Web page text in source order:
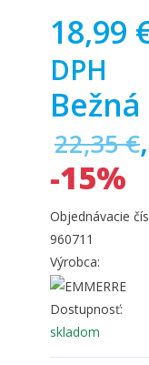
18,99
DPH
22,35 €
-15%
Objednávacie
960711
Výrobca:
Dostupnosť:
skladom